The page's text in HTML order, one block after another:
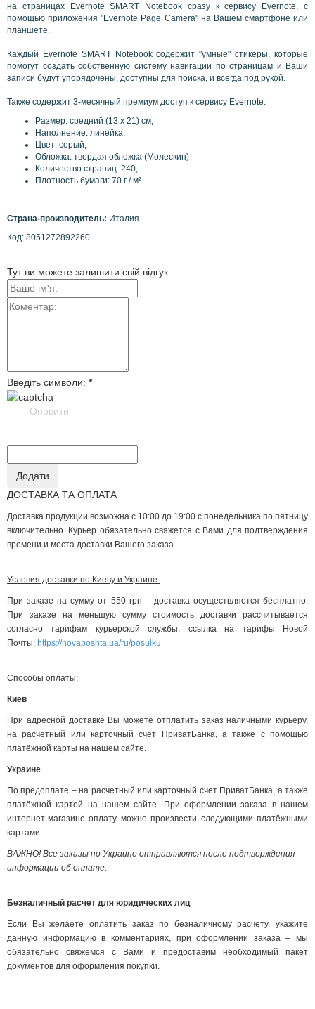
на страницах
Evernote SMART Notebook сразу к сервису Evernote, с
помощью приложения "Evernote Page Camera" на Вашем смартфоне или
планшете.
Каждый Evernote SMART Notebook содержит "умные" стикеры, которые
помогут создать собственную систему навигации по страницам и Ваши
записи будут упорядочены, доступны для поиска, и всегда под рукой.
Также содержит 3-месячный премиум доступ к сервису Evernote.
Размер: средний (13 x 21) см;
Наполнение: линейка;
Цвет: серый;
Обложка: твердая обложка (Молескин)
Количество страниц: 240;
Плотность бумаги: 70 г / м².
Страна-производитель: Италия
Код: 8051272892260
Тут ви можете залишити свій відгук
Введіть символи: *
Оновити
ДОСТАВКА ТА ОПЛАТА
Доставка продукции возможна с 10:00 до 19:00 с понедельника по пятницу
включительно. Курьер обязательно свяжется с Вами для подтверждения
времени и места доставки Вашего заказа.
Условия доставки по Киеву и Украине:
При заказе на сумму от 550 грн – доставка осуществляется бесплатно.
При заказе на меньшую сумму стоимость доставки рассчитывается
согласно тарифам курьерской службы, ссылка на тарифы Новой
Почты: https://novaposhta.ua/ru/posulku
Способы оплаты:
Киев
При адресной доставке Вы можете отплатить заказ наличными курьеру,
на расчетный или карточный счет ПриватБанка, а также с помощью
платёжной карты на нашем сайте.
Украине
По предоплате – на расчетный или карточный счет ПриватБанка, а также
платёжной картой на нашем сайте. При оформлении заказа в нашем
интернет-магазине оплату можно произвести следующими платёжными
картами:
ВАЖНО! Все заказы по Украине отправляются после подтверждения
информации об оплате.
Безналичный расчет для юридических лиц
Если Вы желаете оплатить заказ по безналичному расчету, укажите
данную информацию в комментариях, при оформлении заказа – мы
обязательно свяжемся с Вами и предоставим необходимый пакет
документов для оформления покупки.